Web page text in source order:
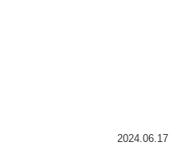
2024.06.17